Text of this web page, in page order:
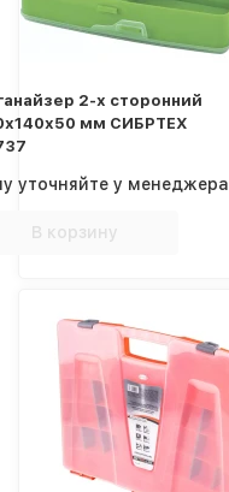
2-х сторонний
мм СИБРТЕХ
уточняйте у менеджера
В корзину